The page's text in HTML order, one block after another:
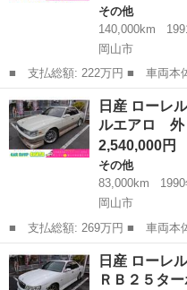
その他
140,000km
岡山市
■ 支払総額: 222万円 ■ 車両本体価格： 2,020,000 円 ■ メーカー
名： 日産 ■ 車種名： レパ
ツインカム ＶＧ３０ＤＥ １Ｊ
ン エアロ ...
岡山 岡山市 その他
日産 ローレ
ルエアロ
2,540,000円
その他
83,000km
岡山市
■ 支払総額: 269万円 ■ 車両本体価格： 2,540,000 円 ■ メーカー
名： 日産 ■ 車種名： ロー
載替５ＭＴ 外フルエアロ 外
外テンショ...
岡山 岡山市 その他
日産 ローレ
ＲＢ２５タ